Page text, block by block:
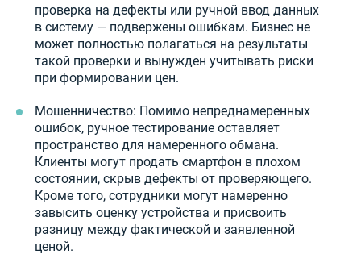
проверка на дефекты или ручной ввод данных
в систему — подвержены ошибкам. Бизнес не
может полностью полагаться на результаты
такой проверки и вынужден учитывать риски
при формировании цен.
Мошенничество: Помимо непреднамеренных
ошибок, ручное тестирование оставляет
пространство для намеренного обмана.
Клиенты могут продать смартфон в плохом
состоянии, скрыв дефекты от проверяющего.
Кроме того, сотрудники могут намеренно
завысить оценку устройства и присвоить
разницу между фактической и заявленной
ценой.